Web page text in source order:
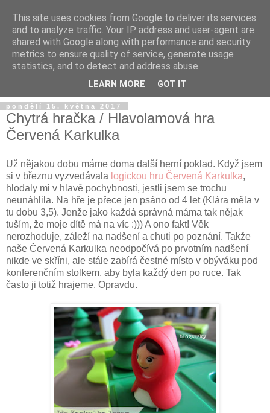
pondělí 15. května 2017
Chytrá hračka / Hlavolamová hra
Červená Karkulka
Už nějakou dobu máme doma další herní poklad. Když jsem
si v březnu vyzvedávala logickou hru Červená Karkulka,
hlodaly mi v hlavě pochybnosti, jestli jsem se trochu
neunáhlila. Na hře je přece jen psáno od 4 let (Klára měla v
tu dobu 3,5). Jenže jako každá správná máma tak nějak
tuším, že moje dítě má na víc :))) A ono fakt! Věk
nerozhoduje, záleží na nadšení a chuti po poznání. Takže
naše Červená Karkulka neodpočívá po prvotním nadšení
nikde ve skříni, ale stále zabírá čestné místo v obýváku pod
konferenčním stolkem, aby byla každý den po ruce. Tak
často ji totiž hrajeme. Opravdu.
This site uses cookies from Google to deliver its services
and to analyze traffic. Your IP address and user-agent are
shared with Google along with performance and security
metrics to ensure quality of service, generate usage
statistics, and to detect and address abuse.
LEARN MORE GOT IT